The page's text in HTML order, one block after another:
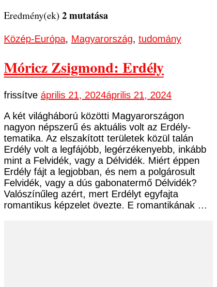
Eredmény(ek) 2 mutatása
Közép-Európa, Magyarország, tudomány
Móricz Zsigmond: Erdély
frissítve április 21, 2024április 21, 2024
A két világháború közötti Magyarországon
nagyon népszerű és aktuális volt az Erdély-
tematika. Az elszakított területek közül talán
Erdély volt a legfájóbb, legérzékenyebb, inkább
mint a Felvidék, vagy a Délvidék. Miért éppen
Erdély fájt a legjobban, és nem a polgárosult
Felvidék, vagy a dús gabonatermő Délvidék?
Valószínűleg azért, mert Erdélyt egyfajta
romantikus képzelet övezte. E romantikának …